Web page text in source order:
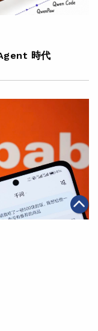
時代